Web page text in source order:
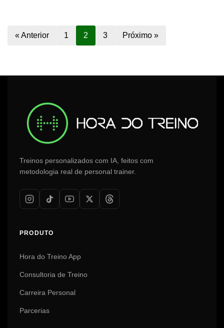
« Anterior 1 2 3 Próximo »
Treinos personalizados com IA, feitos com
metodologia real de personal trainer.
PRODUTO
Hora do Treino App
Consultoria de Treino
Carreira Personal
Parcerias